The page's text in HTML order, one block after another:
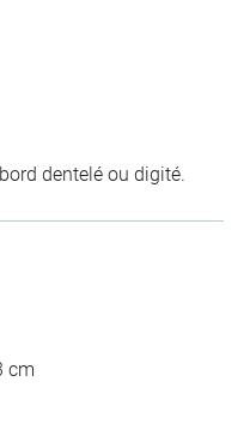
dentelé ou digité.
cm